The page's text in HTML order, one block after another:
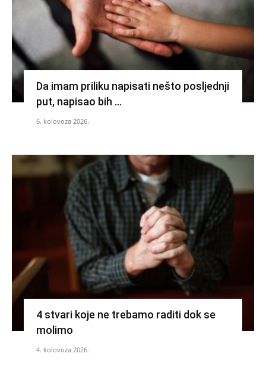
Da imam priliku napisati nešto posljednji
put, napisao bih …
6. kolovoza 2026.
4 stvari koje ne trebamo raditi dok se
molimo
4. kolovoza 2026.